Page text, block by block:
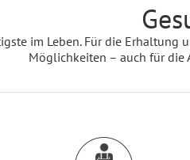
im Leben. Für die
Möglichkeiten – auch für